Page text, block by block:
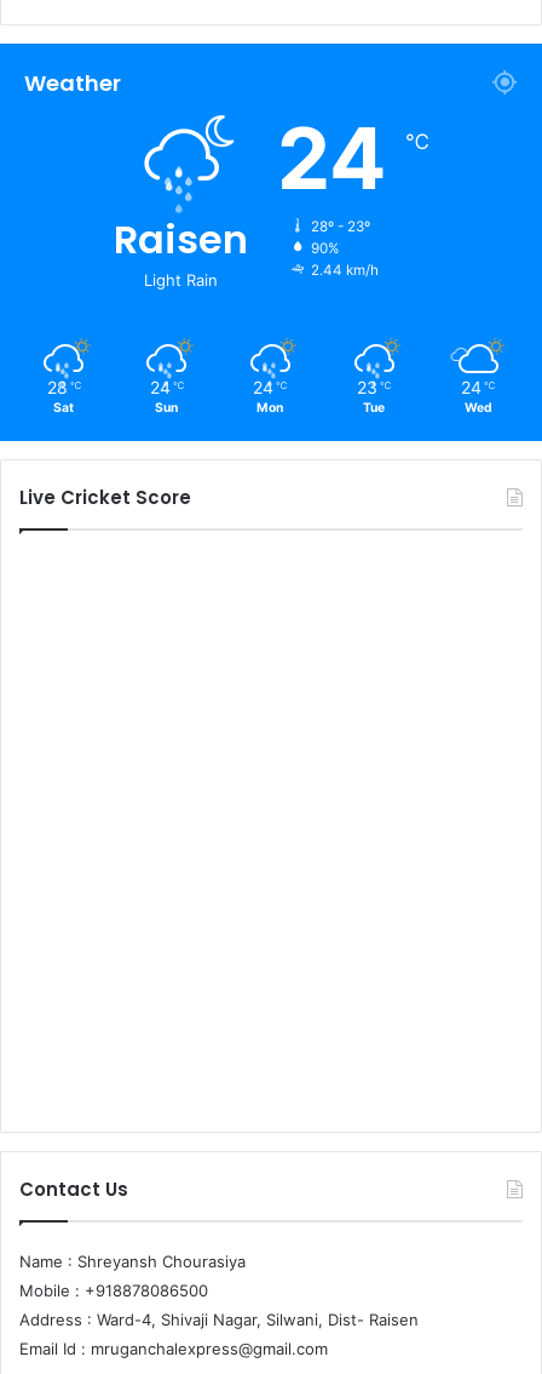
Weather
Raisen
Light Rain
24 ℃
28º - 23º
90%
2.44 km/h
28 ℃
Sat
24 ℃
Sun
24 ℃
Mon
23 ℃
Tue
24 ℃
Wed
Live Cricket Score
Contact Us
Name : Shreyansh Chourasiya
Mobile : +918878086500
Address : Ward-4, Shivaji Nagar, Silwani, Dist- Raisen
Email Id : mruganchalexpress@gmail.com